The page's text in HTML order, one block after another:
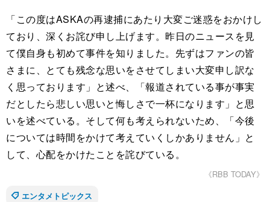
「この度はASKAの再逮捕にあたり大変ご迷惑をおかけし
ており、深くお詫び申し上げます。昨日のニュースを見
て僕自身も初めて事件を知りました。先ずはファンの皆
さまに、とても残念な思いをさせてしまい大変申し訳な
く思っております」と述べ、「報道されている事が事実
だとしたら悲しい思いと悔しさで一杯になります」と思
いを述べている。そして何も考えられないため、「今後
については時間をかけて考えていくしかありません」と
して、心配をかけたことを詫びている。
《RBB TODAY》
エンタメトピックス